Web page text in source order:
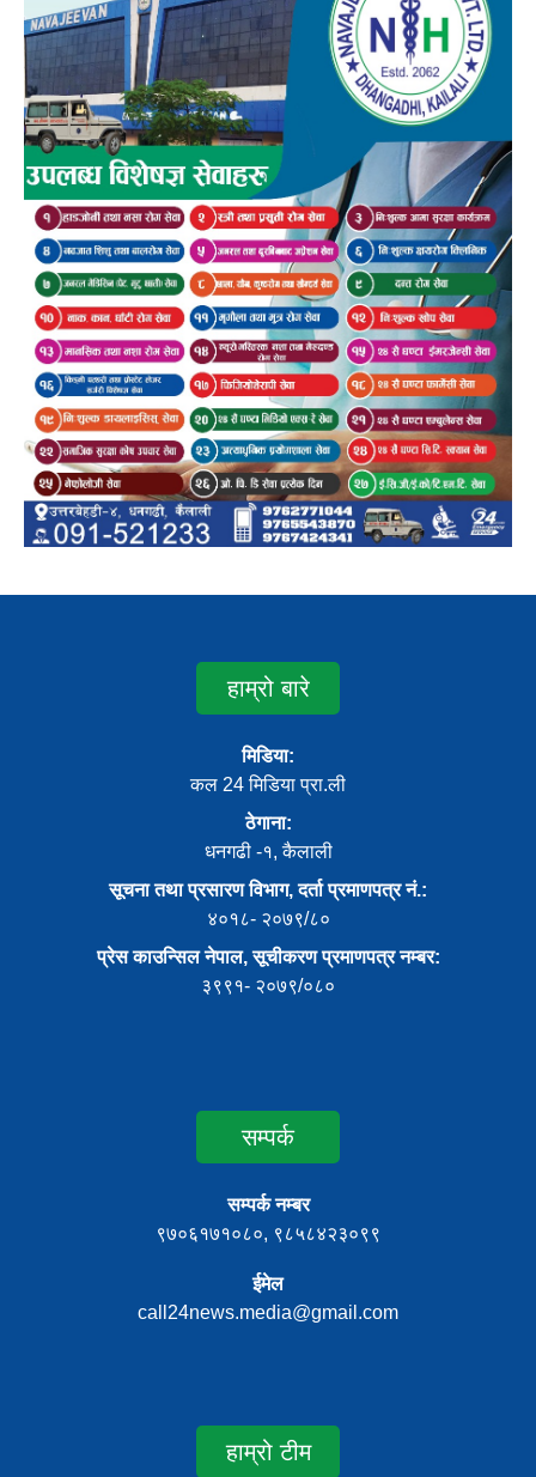
हाम्रो बारे
मिडिया:
कल 24 मिडिया प्रा.ली
ठेगाना:
धनगढी -१, कैलाली
सूचना तथा प्रसारण विभाग, दर्ता प्रमाणपत्र नं.:
४०१८- २०७९/८०
प्रेस काउन्सिल नेपाल, सूचीकरण प्रमाणपत्र नम्बर:
३९९१- २०७९/०८०
सम्पर्क
सम्पर्क नम्बर
९७०६१७१०८०, ९८५८४२३०९९
ईमेल
call24news.media@gmail.com
हाम्रो टीम